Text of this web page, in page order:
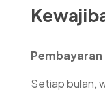
Pembayaran
Setiap bulan,